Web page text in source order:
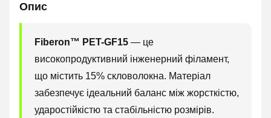
Опис
Fiberon™ PET-GF15 — це
високопродуктивний інженерний філамент,
що містить 15% скловолокна. Матеріал
забезпечує ідеальний баланс між жорсткістю,
ударостійкістю та стабільністю розмірів.